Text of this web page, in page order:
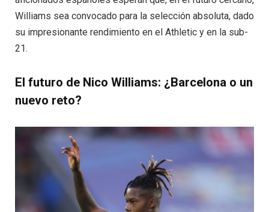
Williams sea convocado para la selección absoluta, dado
su impresionante rendimiento en el Athletic y en la sub-
21.
El futuro de Nico Williams: ¿Barcelona o un
nuevo reto?